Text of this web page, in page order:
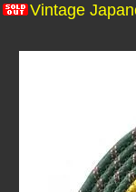
Vintage